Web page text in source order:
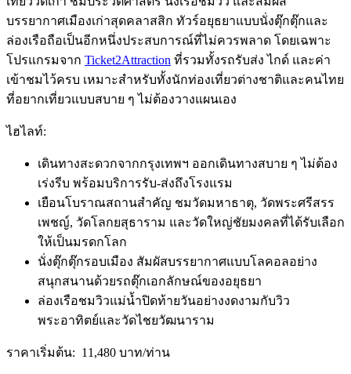
บรรยากาศเมืองเก่าสุดคลาสสิก ทัวร์อยุธยาแบบนั่งตุ๊กตุ๊กและ
ล่องเรือถือเป็นอีกหนึ่งประสบการณ์ที่ไม่ควรพลาด โดยเฉพาะ
โปรแกรมจาก Ticket2Attraction ที่รวมทั้งรถรับส่ง ไกด์ และค่า
เข้าชมไว้ครบ เหมาะสำหรับทั้งนักท่องเที่ยวต่างชาติและคนไทย
ที่อยากเที่ยวแบบสบาย ๆ ไม่ต้องวางแผนเอง
ไฮไลท์:
เดินทางสะดวกจากกรุงเทพฯ ออกเดินทางสบาย ๆ ไม่ต้อง
เร่งรีบ พร้อมบริการรับ-ส่งถึงโรงแรม
เยือนโบราณสถานสำคัญ ชมวัดมหาธาตุ, วัดพระศรีสรร
เพชญ์, วัดโลกยสุธาราม และวัดใหญ่ชัยมงคลที่ได้รับเลือก
ให้เป็นมรดกโลก
นั่งตุ๊กตุ๊กรอบเมือง สัมผัสบรรยากาศแบบโลคอลอย่าง
สนุกสนานด้วยรถตุ๊กเอกลักษณ์ของอยุธยา
ล่องเรือชมวิวแม่น้ำปิดท้ายวันอย่างงดงามกับวิว
พระอาทิตย์และวัดไชยวัฒนาราม
ราคาเริ่มต้น: 11,480 บาท/ท่าน